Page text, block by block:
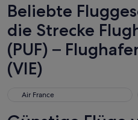
Beliebte
die Strecke
(PUF) –
(VIE)
Air France
Air France